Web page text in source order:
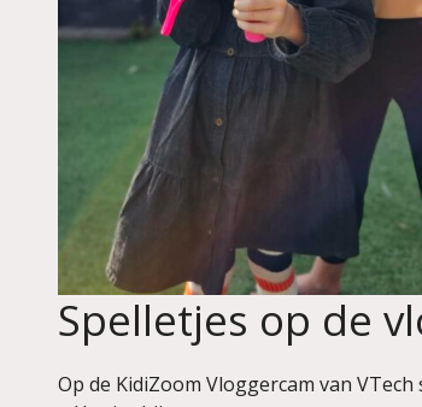
Spelletjes op de
Op de KidiZoom Vloggercam van